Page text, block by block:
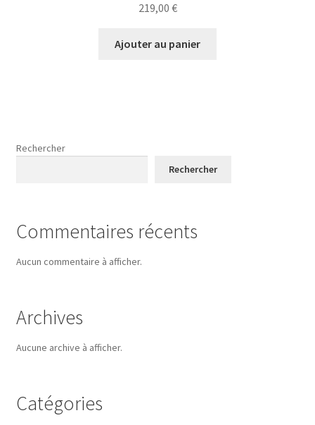
219,00 €
Ajouter au panier
Rechercher
Rechercher
Commentaires récents
Aucun commentaire à afficher.
Archives
Aucune archive à afficher.
Catégories